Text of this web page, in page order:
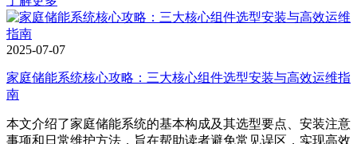
2025-07-07
家庭储能系统核心攻略：三大核心组件选型安装与高效运维指
南
本文介绍了家庭储能系统的基本构成及其选型要点、安装注意
事项和日常维护方法，旨在帮助读者避免常见误区，实现高效